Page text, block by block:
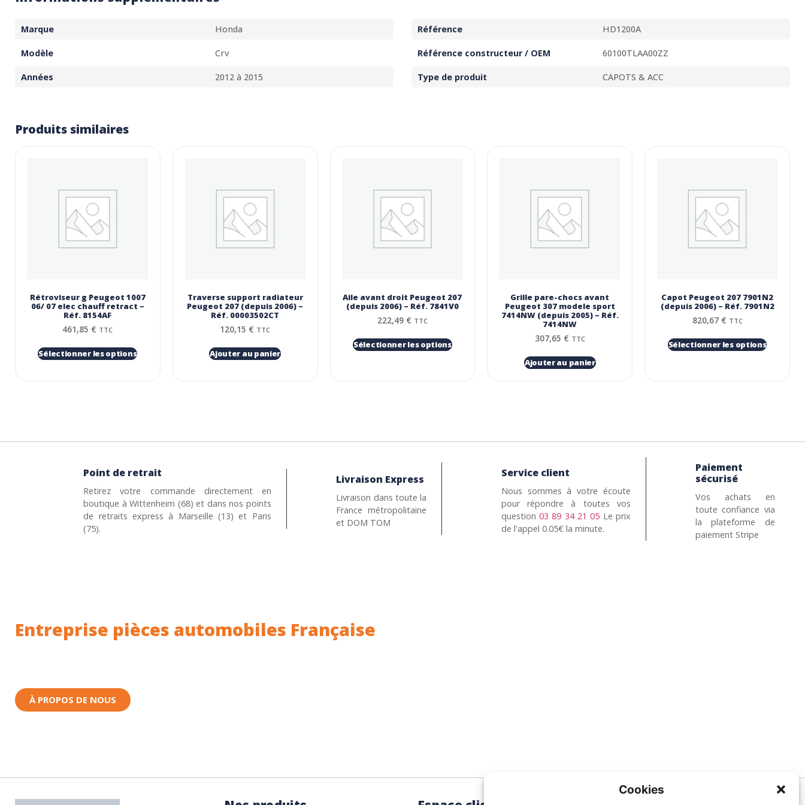
Cookies
Marque Honda Référence HD1200A
Modèle Crv Référence constructeur / OEM 60100TLAA00ZZ
Années 2012 à 2015 Type de produit CAPOTS & ACC
Produits similaires
Rétroviseur g Peugeot 1007
06/ 07 elec chauff retract –
Réf. 8154AF
461,85 € TTC
Sélectionner les options
Traverse support radiateur
Peugeot 207 (depuis 2006) –
Réf. 00003502CT
120,15 € TTC
Ajouter au panier
Aile avant droit Peugeot 207
(depuis 2006) – Réf. 7841V0
222,49 € TTC
Sélectionner les options
Grille pare-chocs avant
Peugeot 307 modele sport
7414NW (depuis 2005) – Réf.
7414NW
307,65 € TTC
Ajouter au panier
Capot Peugeot 207 7901N2
(depuis 2006) – Réf. 7901N2
820,67 € TTC
Sélectionner les options
Point de retrait
Retirez votre commande directement en
boutique à Wittenheim (68) et dans nos points
de retraits express à Marseille (13) et Paris
(75).
Livraison Express
Livraison dans toute la
France métropolitaine
et DOM TOM
Service client
Nous sommes à votre écoute
pour répondre à toutes vos
question03 89 34 21 05 Le prix
de l'appel 0.05€ la minute.
Paiement
sécurisé
Vos achats en
toute confiance via
la plateforme de
paiement Stripe
Entreprise pièces automobiles Française
À PROPOS DE NOUS